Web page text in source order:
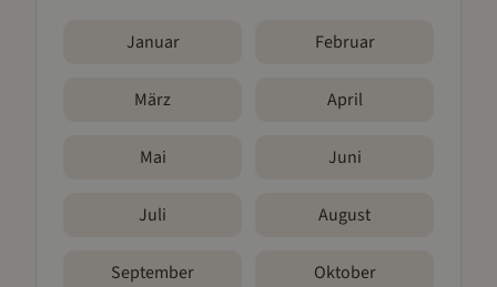
Januar Februar
März April
Mai Juni
Juli August
September Oktober